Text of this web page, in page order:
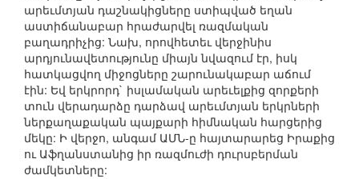
արեւմտյան դաշնակիցները ստիպված եղան
աստիճանաբար հրաժարվել ռազմական
բաղադրիչից: Նախ, որովհետեւ վերջինիս
արդյունավետությունը միայն նվազում էր, իսկ
հատկացվող միջոցները շարունակաբար աճում
էին: Եվ երկրորդ` իսլամական արեւելքից զորքերի
տուն վերադարձը դարձավ արեւմտյան երկրների
ներքաղաքական պայքարի հիմնական հարցերից
մեկը: Ի վերջո, անգամ ԱՄՆ-ը հայտարարեց Իրաքից
ու Աֆղանստանից իր ռազմուժի դուրսբերման
ժամկետները: